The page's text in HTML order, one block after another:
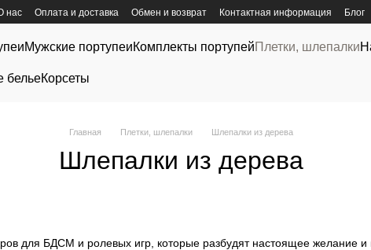
нас Оплата и доставка Обмен и возврат Контактная информация Блог
Мужские портупеиКомплекты портупейПлетки, шлепалки
бельеКорсеты
Главная Плетки, шлепалки Шлепалки из дерева
Шлепалки из дерева
для БДСМ и ролевых игр, которые разбудят настоящее желание